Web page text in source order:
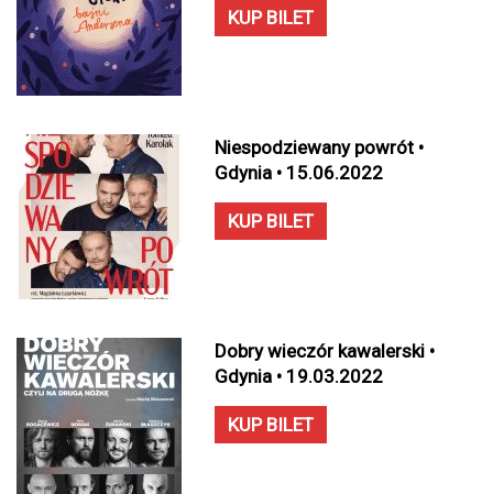
KUP BILET
Niespodziewany powrót •
Gdynia • 15.06.2022
KUP BILET
Dobry wieczór kawalerski •
Gdynia • 19.03.2022
KUP BILET